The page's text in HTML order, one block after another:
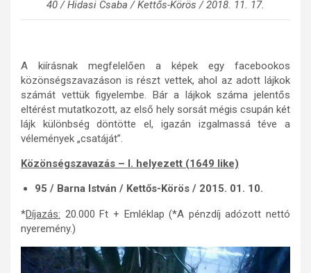
40 / Hidasi Csaba / Kettős-Körös / 2018. 11. 17.
A kiírásnak megfelelően a képek egy facebookos
közönségszavazáson is részt vettek, ahol az adott lájkok
számát vettük figyelembe. Bár a lájkok száma jelentős
eltérést mutatkozott, az első hely sorsát mégis csupán két
lájk különbség döntötte el, igazán izgalmassá téve a
vélemények „csatáját”.
Közönségszavazás – I. helyezett (1649 like)
95 / Barna István / Kettős-Körös / 2015. 01. 10.
*Díjazás: 20.000 Ft + Emléklap (*A pénzdíj adózott nettó
nyeremény.)